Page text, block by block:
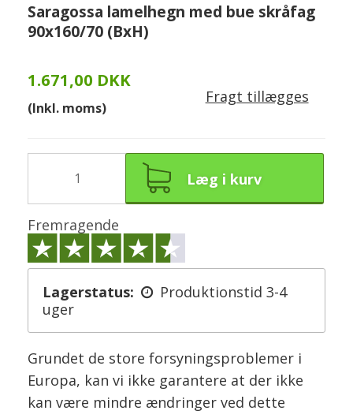
Saragossa lamelhegn med bue skråfag
90x160/70 (BxH)
1.671,00 DKK
(Inkl. moms)
Fragt tillægges
Læg i kurv
Fremragende
Lagerstatus:
Produktionstid 3-4
uger
Grundet de store forsyningsproblemer i
Europa, kan vi ikke garantere at der ikke
kan være mindre ændringer ved dette